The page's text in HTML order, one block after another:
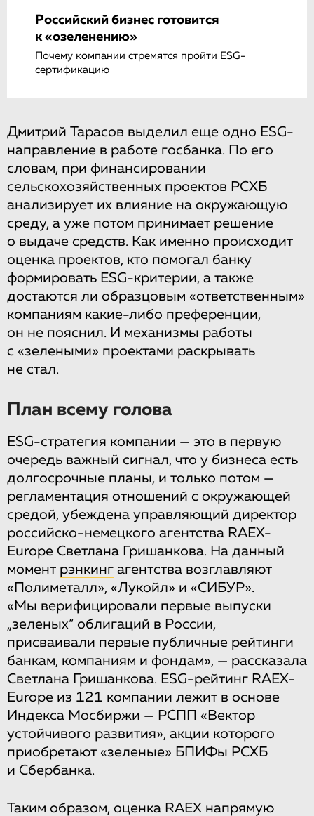
Российский бизнес готовится
к «озеленению»
Почему компании стремятся пройти ESG-
сертификацию
Дмитрий Тарасов выделил еще одно ESG-
направление в работе госбанка. По его
словам, при финансировании
сельскохозяйственных проектов РСХБ
анализирует их влияние на окружающую
среду, а уже потом принимает решение
о выдаче средств. Как именно происходит
оценка проектов, кто помогал банку
формировать ESG-критерии, а также
достаются ли образцовым «ответственным»
компаниям какие-либо преференции,
он не пояснил. И механизмы работы
с «зелеными» проектами раскрывать
не стал.
План всему голова
ESG-стратегия компании — это в первую
очередь важный сигнал, что у бизнеса есть
долгосрочные планы, и только потом —
регламентация отношений с окружающей
средой, убеждена управляющий директор
российско-немецкого агентства RAEX-
Europe Светлана Гришанкова. На данный
момент рэнкинг агентства возглавляют
«Полиметалл», «Лукойл» и «СИБУР».
«Мы верифицировали первые выпуски
„зеленых“ облигаций в России,
присваивали первые публичные рейтинги
банкам, компаниям и фондам», — рассказала
Светлана Гришанкова. ESG-рейтинг RAEX-
Europe из 121 компании лежит в основе
Индекса Мосбиржи — РСПП «Вектор
устойчивого развития», акции которого
приобретают «зеленые» БПИФы РСХБ
и Сбербанка.
Таким образом, оценка RAEX напрямую